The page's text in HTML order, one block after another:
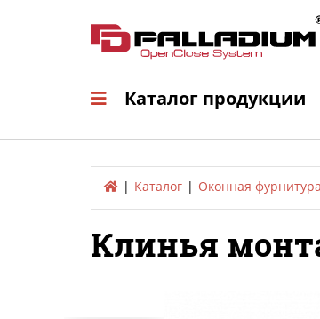
Каталог
Каталог продукции
Каталог Оконная фурнитура
Клинья